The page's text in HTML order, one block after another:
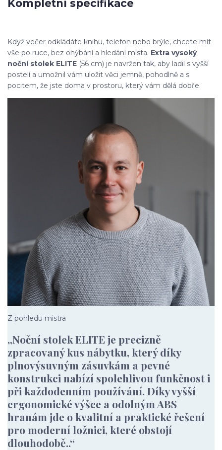
Kompletní specifikace
Když večer odkládáte knihu, telefon nebo brýle, chcete mít
vše po ruce, bez ohýbání a hledání místa. Extra vysoký
noční stolek ELITE (56 cm) je navržen tak, aby ladil s vyšší
postelí a umožnil vám uložit věci jemně, pohodlně a s
pocitem, že jste doma v prostoru, který vám dělá dobře.
Z pohledu mistra
„Noční stolek ELITE je precizně
zpracovaný kus nábytku, který díky
plnovýsuvným zásuvkám a pevné
konstrukci nabízí spolehlivou funkčnost i
při každodenním používání. Díky vyšší
ergonomické výšce a odolným ABS
hranám jde o kvalitní a praktické řešení
pro moderní ložnici, které obstojí
dlouhodobě..“